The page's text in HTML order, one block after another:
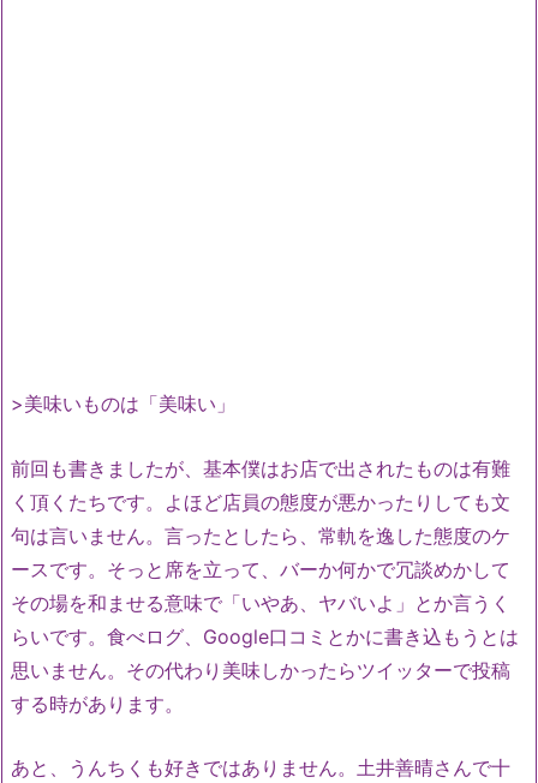
>美味いものは「美味い」
前回も書きましたが、基本僕はお店で出されたものは有難
く頂くたちです。よほど店員の態度が悪かったりしても文
句は言いません。言ったとしたら、常軌を逸した態度のケ
ースです。そっと席を立って、バーか何かで冗談めかして
その場を和ませる意味で「いやあ、ヤバいよ」とか言うく
らいです。食べログ、Google口コミとかに書き込もうとは
思いません。その代わり美味しかったらツイッターで投稿
する時があります。
あと、うんちくも好きではありません。土井善晴さんで十